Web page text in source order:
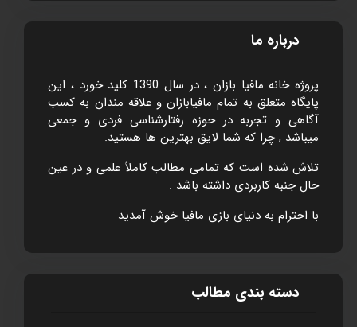
درباره ما
پروژه خانه مافيا بازان ، در سال 1390 کليد خورد ، اين
پايگاه متعلق به تمام مافيابازان و علاقه مندان به کسب
آگاهی و تجربه در حوزه رفتارشناسی فردی و جمعی
ميباشد , چرا که شما لايق بهترين ها هستيد.
تلاش شده است که تمامی مطالب کاملاً علمی و در عين
حال جنبه کاربردی داشته باشد .
با احترام به دنيای بازی مافيا خوش آمديد
دسته بندی مطالب